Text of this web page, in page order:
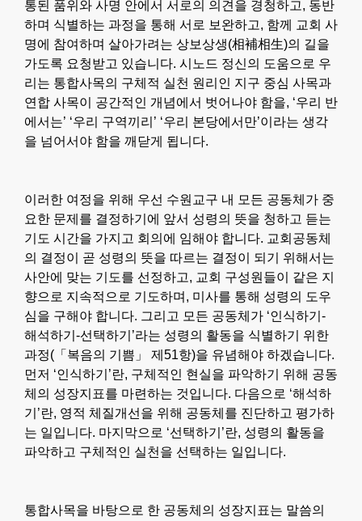
통된 품위와 사명 안에서 서로의 의견을 경청하고, 동반
하며 식별하는 과정을 통해 서로 보완하고, 함께 교회 사
명에 참여하며 살아가려는 상보상생(相補相生)의 길을
가도록 요청받고 있습니다. 시노드 정신의 도움으로 우
리는 통합사목의 구체적 실천 원리인 지구 중심 사목과
연합 사목이 공간적인 개념에서 벗어나야 함을, ‘우리 반
에서는’ ‘우리 구역끼리’ ‘우리 본당에서만’이라는 생각
을 넘어서야 함을 깨닫게 됩니다.
이러한 여정을 위해 우선 수원교구 내 모든 공동체가 중
요한 문제를 결정하기에 앞서 성령의 뜻을 청하고 듣는
기도 시간을 가지고 회의에 임해야 합니다. 교회공동체
의 결정이 곧 성령의 뜻을 따르는 결정이 되기 위해서는
사안에 맞는 기도를 선정하고, 교회 구성원들이 같은 지
향으로 지속적으로 기도하며, 미사를 통해 성령의 도우
심을 구해야 합니다. 그리고 모든 공동체가 ‘인식하기-
해석하기-선택하기’라는 성령의 활동을 식별하기 위한
과정(「복음의 기쁨」 제51항)을 유념해야 하겠습니다.
먼저 ‘인식하기’란, 구체적인 현실을 파악하기 위해 공동
체의 성장지표를 마련하는 것입니다. 다음으로 ‘해석하
기’란, 영적 체질개선을 위해 공동체를 진단하고 평가하
는 일입니다. 마지막으로 ‘선택하기’란, 성령의 활동을
파악하고 구체적인 실천을 선택하는 일입니다.
통합사목을 바탕으로 한 공동체의 성장지표는 말씀의